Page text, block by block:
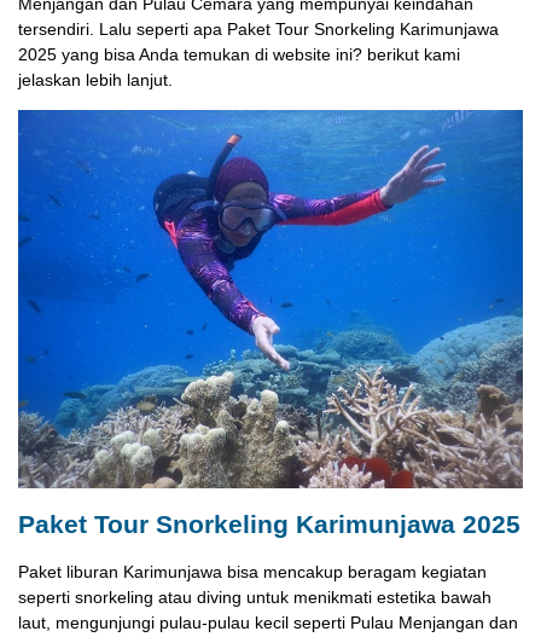
tersendiri. Lalu seperti apa Paket Tour Snorkeling Karimunjawa
2025 yang bisa Anda temukan di website ini? berikut kami
jelaskan lebih lanjut.
Paket Tour Snorkeling Karimunjawa 2025
Paket liburan Karimunjawa bisa mencakup beragam kegiatan
seperti snorkeling atau diving untuk menikmati estetika bawah
laut, mengunjungi pulau-pulau kecil seperti Pulau Menjangan dan